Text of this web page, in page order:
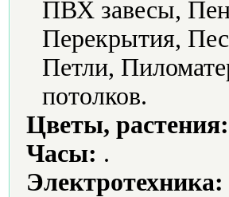
ПВХ завесы,
Перекрытия,
Петли,
потолков.
Цветы, растения:
Часы: .
Электротехника: